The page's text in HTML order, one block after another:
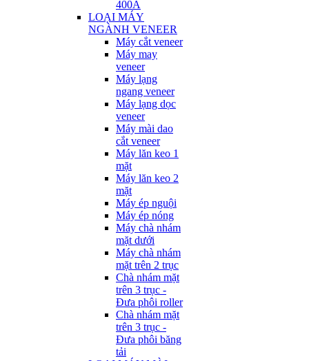
400A
LOẠI MÁY
NGÀNH VENEER
Máy cắt veneer
Máy may
veneer
Máy lạng
ngang veneer
Máy lạng dọc
veneer
Máy mài dao
cắt veneer
Máy lăn keo 1
mặt
Máy lăn keo 2
mặt
Máy ép nguội
Máy ép nóng
Máy chà nhám
mặt dưới
Máy chà nhám
mặt trên 2 trục
Chà nhám mặt
trên 3 trục -
Đưa phôi roller
Chà nhám mặt
trên 3 trục -
Đưa phôi băng
tải